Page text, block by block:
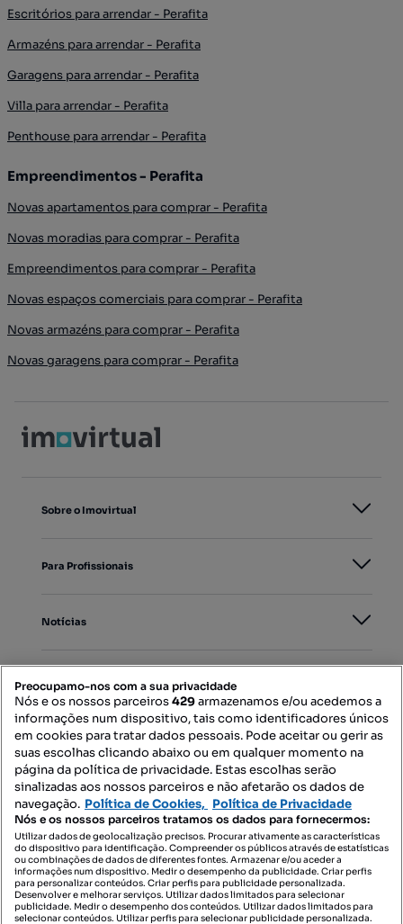
Escritórios para arrendar - Perafita
Armazéns para arrendar - Perafita
Garagens para arrendar - Perafita
Villa para arrendar - Perafita
Penthouse para arrendar - Perafita
Empreendimentos - Perafita
Novas apartamentos para comprar - Perafita
Novas moradias para comprar - Perafita
Empreendimentos para comprar - Perafita
Novas espaços comerciais para comprar - Perafita
Novas armazéns para comprar - Perafita
Novas garagens para comprar - Perafita
Sobre o Imovirtual
Para Profissionais
Notícias
Mapa do Site
Contacte-nos
SIGA-NOS:
Preocupamo-nos com a sua privacidade
Nós e os nossos parceiros429armazenamos e/ou acedemos a
informações num dispositivo, tais como identificadores únicos
em cookies para tratar dados pessoais. Pode aceitar ou gerir as
suas escolhas clicando abaixo ou em qualquer momento na
página da política de privacidade. Estas escolhas serão
sinalizadas aos nossos parceiros e não afetarão os dados de
navegação. Política de Cookies, Política de Privacidade
Nós e os nossos parceiros tratamos os dados para fornecermos:
Utilizar dados de geolocalização precisos. Procurar ativamente as características
do dispositivo para identificação. Compreender os públicos através de estatísticas
ou combinações de dados de diferentes fontes. Armazenar e/ou aceder a
informações num dispositivo. Medir o desempenho da publicidade. Criar perfis
para personalizar conteúdos. Criar perfis para publicidade personalizada.
Desenvolver e melhorar serviços. Utilizar dados limitados para selecionar
publicidade. Medir o desempenho dos conteúdos. Utilizar dados limitados para
selecionar conteúdos. Utilizar perfis para selecionar publicidade personalizada.